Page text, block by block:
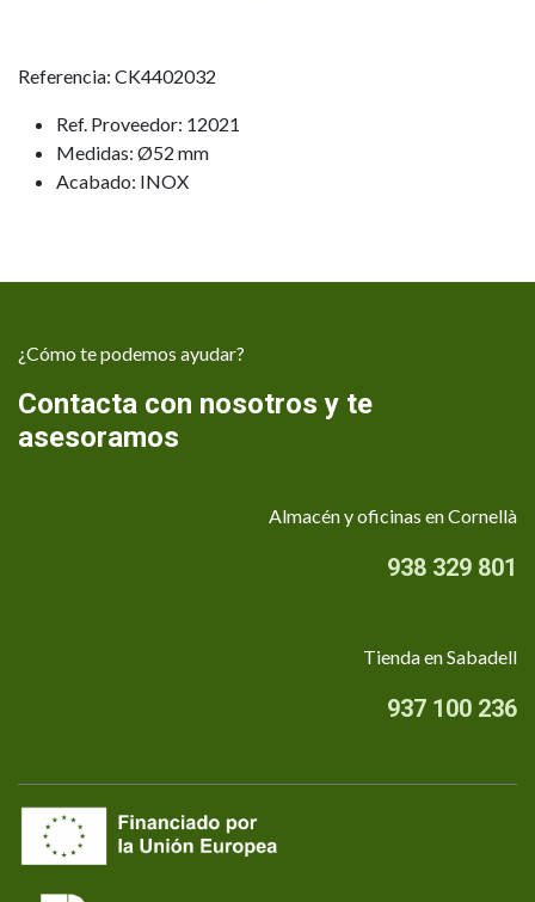
Referencia: CK4402032
Ref. Proveedor: 12021
Medidas: Ø52 mm
Acabado: INOX
¿Cómo te podemos ayudar?
Contacta con nosotros y te
asesoramos
Almacén y oficinas en Cornellà
938 329 801
Tienda en Sabadell
937 100 236